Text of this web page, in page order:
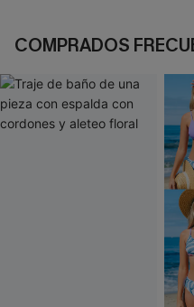
COMPRADOS